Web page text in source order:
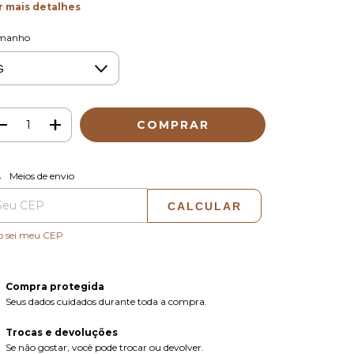
mais detalhes
para o CEP:
Meios de envio
CALCULAR
sei meu CEP
Compra protegida
Seus dados cuidados durante toda a compra.
Trocas e devoluções
Se não gostar, você pode trocar ou devolver.